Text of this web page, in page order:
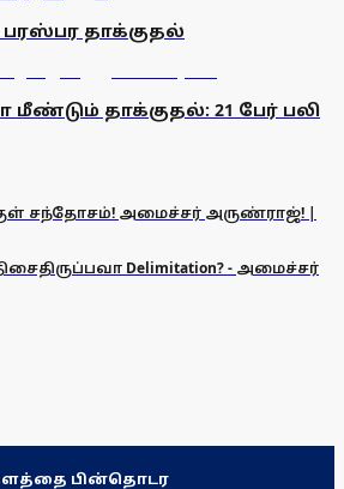
தாக்குதல்
தாக்குதல்: 21 பேர் பலி
சந்தோசம்! அமைச்சர் அருண்ராஜ்! |
Delimitation? - அமைச்சர்
பின்தொடர